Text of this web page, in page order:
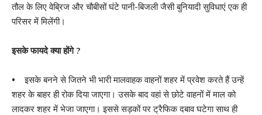
तौल के लिए वेब्रिज और चौबीसों घंटे पानी-बिजली जैसी बुनियादी सुविधाएं एक ही
परिसर में मिलेंगी।
इसके फायदे क्या होंगे ?
• इसके बनने से जितने भी भारी मालवाहक वाहनों शहर में प्रवेश करते हैं उन्हें
शहर के बाहर ही रोक दिया जाएगा। उसके बाद वहां से छोटे वाहनों में माल को
लादकर शहर में भेजा जाएगा। इससे सड़कों पर ट्रैफिक दबाव घटेगा साथ ही